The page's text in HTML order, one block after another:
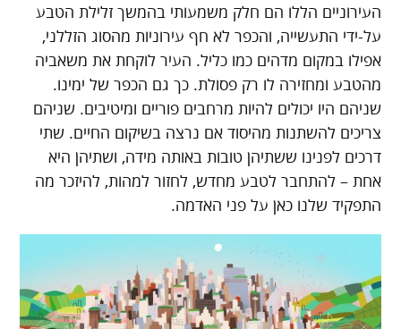
העירוניים הללו הם חלק משמעותי בהמשך זלילת הטבע
על-ידי התעשייה, והכפר לא חף עירוניות מהסוג הזללני,
אפילו במקום מדהים כמו כליל. העיר לוקחת את משאביה
מהטבע ומחזירה לו רק פסולת. כך גם הכפר של ימינו.
שניהם היו יכולים להיות מרחבים פוריים ומיטיבים. שניהם
צריכים להשתנות מהיסוד אם נרצה בשיקום החיים. שתי
דרכים לפנינו ששתיהן טובות באותה מידה, ושתיהן היא
אחת – להתחבר לטבע מחדש, לחזור למהות, להיזכר מה
התפקיד שלנו כאן על פני האדמה.